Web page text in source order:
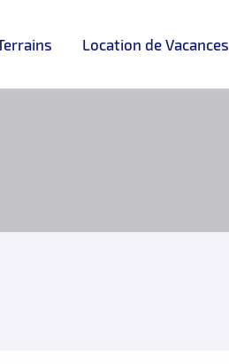
Location de Vacances